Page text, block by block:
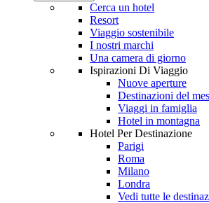
Cerca un hotel
Resort
Viaggio sostenibile
I nostri marchi
Una camera di giorno
Ispirazioni Di Viaggio
Nuove aperture
Destinazioni del
Viaggi in famiglia
Hotel in montagna
Hotel Per Destinazione
Parigi
Roma
Milano
Londra
Vedi tutte le